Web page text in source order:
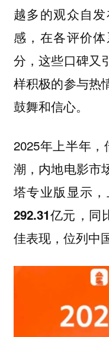
越多的观众自
感，在各评价
分，这些口碑又
样积极的参与热
鼓舞和信心。
2025年上半年
潮，内地电影市
塔专业版显示，
292.31亿元‌，同
佳表现，位列中